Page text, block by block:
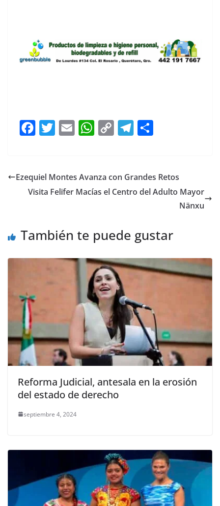
F
e
b
k
T
er
E
l
W
s
A
C
y
Li
T
gr
a
e
Ezequiel Montes Avanza con Grandes Retos
Visita Felifer Macías el Centro del Adulto Mayor
Nänxu
También te puede gustar
Reforma Judicial, antesala en la erosión
del estado de derecho
septiembre 4, 2024